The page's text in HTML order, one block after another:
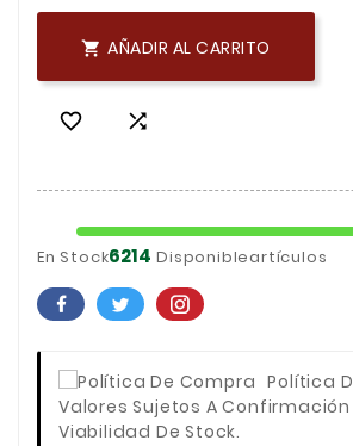
 AÑADIR AL CARRITO
 
En Stock6214 Disponibleartículos
Política
Valores Sujetos A Confirmación
Viabilidad De Stock.